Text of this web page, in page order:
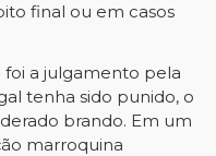
final ou em casos
foi a julgamento pela
tenha sido punido, o
brando. Em um
marroquina